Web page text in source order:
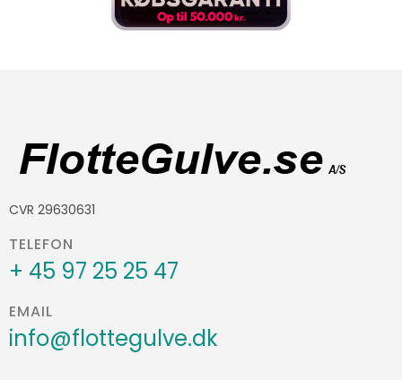
CVR 29630631
TELEFON
+ 45 97 25 25 47
EMAIL
info@flottegulve.dk